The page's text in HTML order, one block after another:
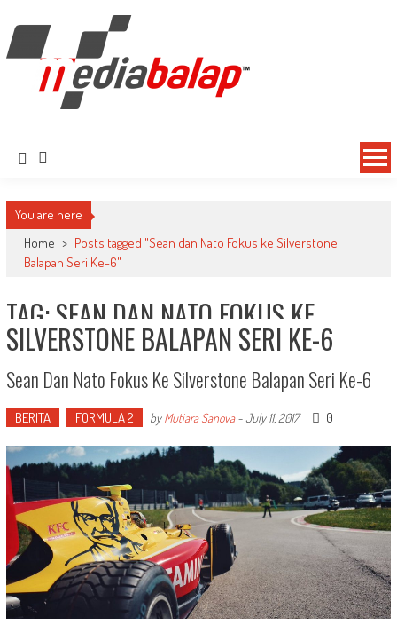
You are here
Home > Posts tagged "Sean dan Nato Fokus ke Silverstone
Balapan Seri Ke-6"
TAG: SEAN DAN NATO FOKUS KE
SILVERSTONE BALAPAN SERI KE-6
Sean Dan Nato Fokus Ke Silverstone Balapan Seri Ke-6
BERITA FORMULA 2 byMutiara Sanova-July 11, 2017 0